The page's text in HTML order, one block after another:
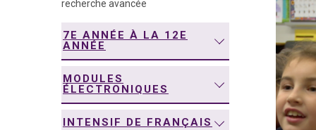
recherche avancée
7E ANNÉE À LA 12E
ANNÉE
MODULES
ÉLECTRONIQUES
INTENSIF DE FRANÇAIS